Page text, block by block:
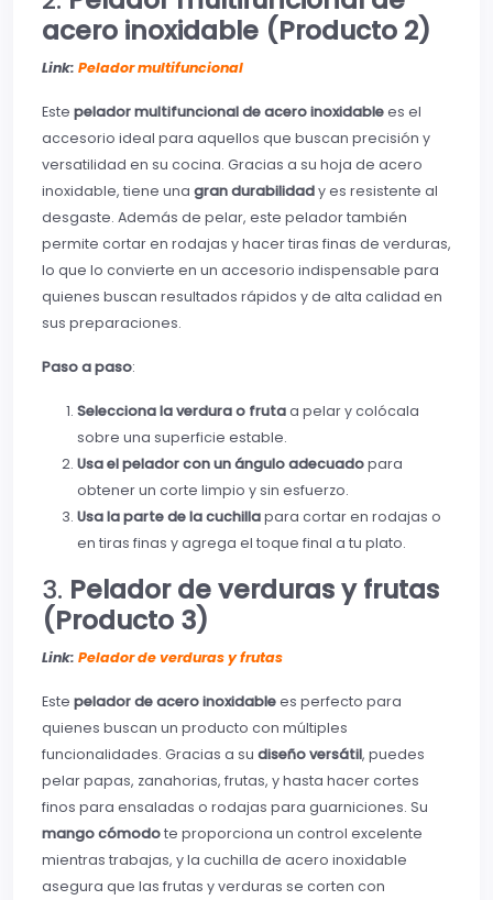
acero inoxidable (Producto 2)
Link: Pelador multifuncional
Este pelador multifuncional de acero inoxidablees el
accesorio ideal para aquellos que buscan precisión y
versatilidad en su cocina. Gracias a su hoja de acero
inoxidable, tiene una gran durabilidady es resistente al
desgaste. Además de pelar, este pelador también
permite cortar en rodajas y hacer tiras finas de verduras,
lo que lo convierte en un accesorio indispensable para
quienes buscan resultados rápidos y de alta calidad en
sus preparaciones.
Paso a paso:
Selecciona la verdura o frutaa pelar y colócala
sobre una superficie estable.
Usa el pelador con un ángulo adecuadopara
obtener un corte limpio y sin esfuerzo.
Usa la parte de la cuchillapara cortar en rodajas o
en tiras finas y agrega el toque final a tu plato.
3. Pelador de verduras y frutas
(Producto 3)
Link: Pelador de verduras y frutas
Este pelador de acero inoxidablees perfecto para
quienes buscan un producto con múltiples
funcionalidades. Gracias a su diseño versátil, puedes
pelar papas, zanahorias, frutas, y hasta hacer cortes
finos para ensaladas o rodajas para guarniciones. Su
mango cómodote proporciona un control excelente
mientras trabajas, y la cuchilla de acero inoxidable
asegura que las frutas y verduras se corten con